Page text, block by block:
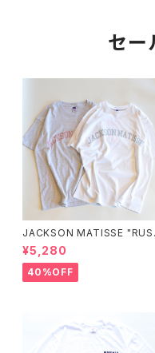
セー
JACKSON MATISSE
ELL ATHLETIC×JM Logo T
ee"
¥5,280
40%OFF